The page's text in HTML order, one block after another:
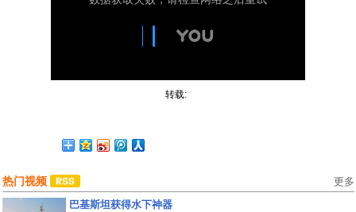
转载:
热门视频 更多
巴基斯坦获得水下神器